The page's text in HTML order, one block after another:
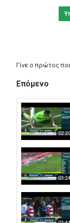
Γίνε ο πρώτος
Επόμενο